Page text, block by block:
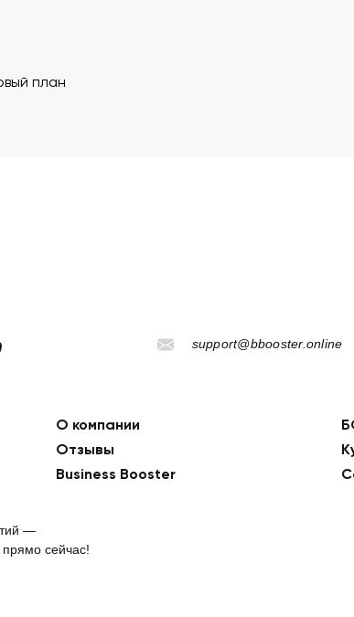
support@bbooster.online
О компании
Отзывы
Business Booster
—
сейчас!